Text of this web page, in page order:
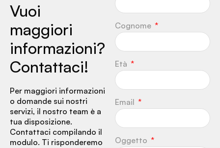
Vuoi
maggiori
informazioni?
Contattaci!
Per maggiori informazioni
o domande sui nostri
servizi, il nostro team è a
tua disposizione.
Contattaci compilando il
modulo. Ti risponderemo
Cognome
Età
Email
Oggetto